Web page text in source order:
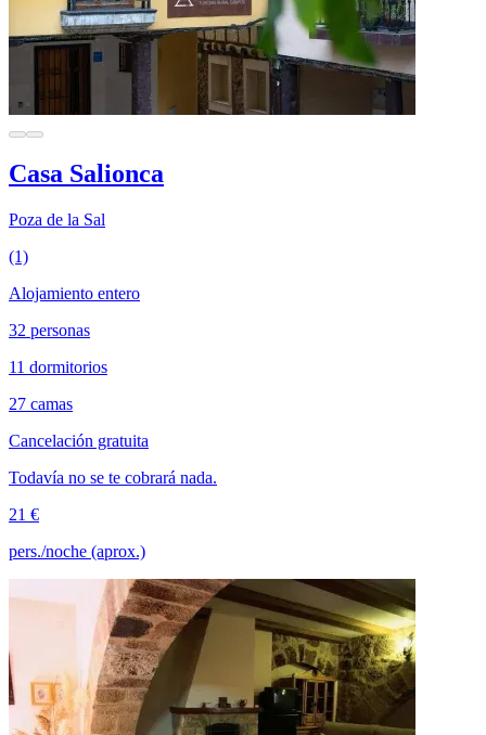
Casa Salionca
Poza de la Sal
(1)
Alojamiento entero
32 personas
11 dormitorios
27 camas
Cancelación gratuita
Todavía no se te cobrará nada.
21 €
pers./noche (aprox.)